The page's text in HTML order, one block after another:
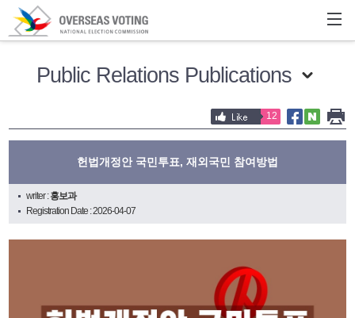
Public Relations Publications
12
헌법개정안 국민투표, 재외국민 참여방법
writer :홍보과
Registration Date : 2026-04-07